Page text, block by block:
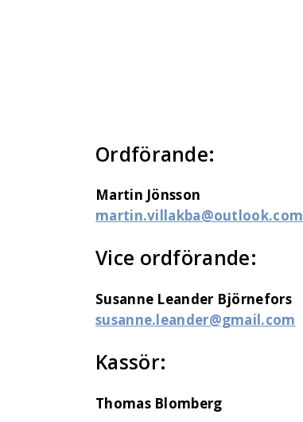
Ordförande:
Martin Jönsson
martin.villakba@outlook.com
Vice ordförande:
Susanne Leander Björnefors
susanne.leander@gmail.com
Kassör:
Thomas Blomberg